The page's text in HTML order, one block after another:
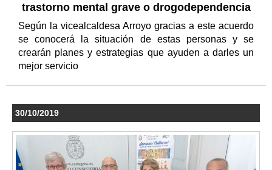
trastorno mental grave o drogodependencia
Según la vicealcaldesa Arroyo gracias a este acuerdo
se conocerá la situación de estas personas y se
crearán planes y estrategias que ayuden a darles un
mejor servicio
30/10/2019